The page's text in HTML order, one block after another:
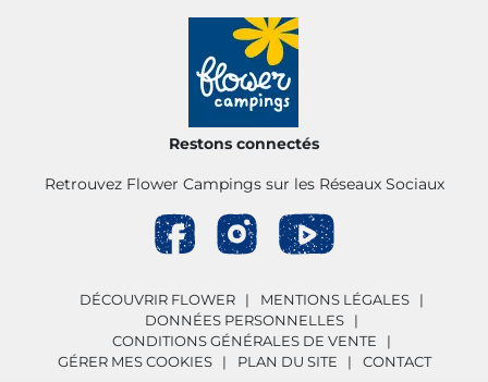
Restons connectés
Retrouvez Flower Campings sur les Réseaux Sociaux
DÉCOUVRIR FLOWER
MENTIONS LÉGALES
DONNÉES PERSONNELLES
CONDITIONS GÉNÉRALES DE VENTE
GÉRER MES COOKIES
PLAN DU SITE CONTACT